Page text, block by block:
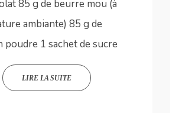
85 g de beurre mou (à
ambiante) 85 g de
poudre 1 sachet de sucre
LIRE LA SUITE